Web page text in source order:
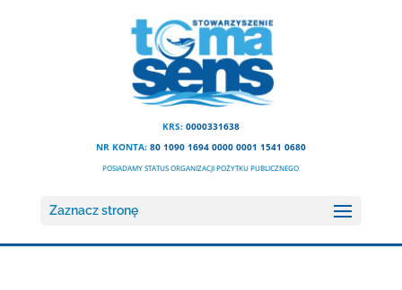
KRS: 0000331638
NR KONTA: 80 1090 1694 0000 0001 1541 0680
POSIADAMY STATUS ORGANIZACJI POŻYTKU PUBLICZNEGO
Zaznacz stronę